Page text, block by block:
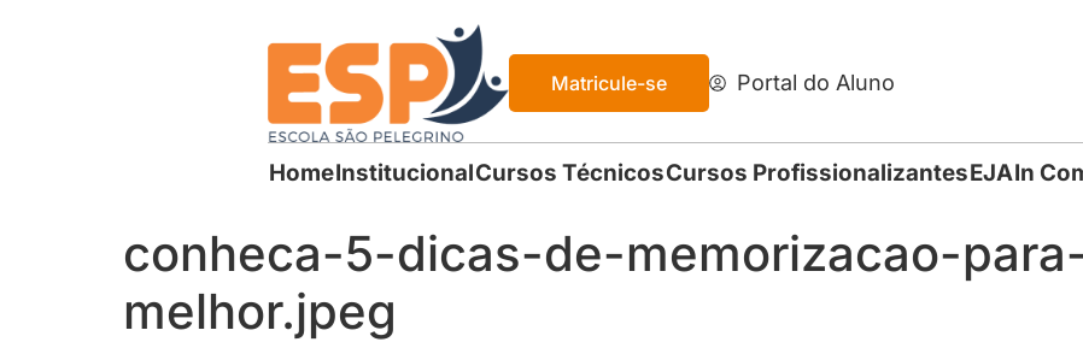
Matricule-se Portal do Aluno
HomeInstitucionalCursos TécnicosCursos ProfissionalizantesEJAIn
conheca-5-dicas-de-memorizacao-
melhor.jpeg